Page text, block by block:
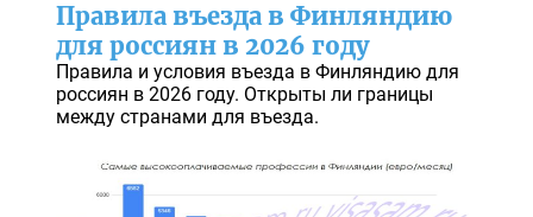
Правила въезда в Финляндию
для россиян в 2026 году
Правила и условия въезда в Финляндию для
россиян в 2026 году. Открыты ли границы
между странами для въезда.